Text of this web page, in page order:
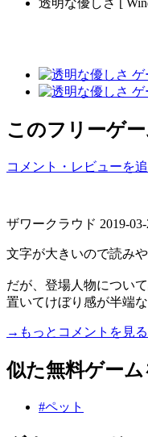
透明な優しさ [
このフリーゲ
コメント・レビューを
ザワークラウド 2019-
文字が大きいので読みや
だが、登場人物につい
置いてけぼり感が半端な
→もっとコメントを見る
似た無料ゲーム
#ペット